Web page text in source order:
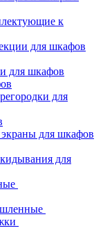
к
для шкафов
для шкафов
для
для шкафов
для